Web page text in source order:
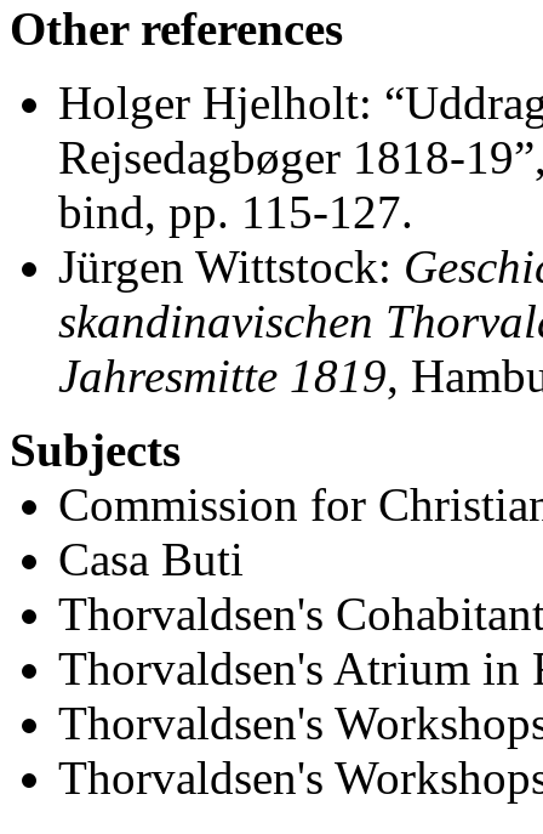
Other references
Holger Hjelholt:
Rejsedagbøger 1818-
bind, pp. 115-127.
Jürgen Wittstock:
skandinavischen
Jahresmitte 1819,
Subjects
Commission for
Casa Buti
Thorvaldsen's
Thorvaldsen's Atrium in
Thorvaldsen's
Thorvaldsen's